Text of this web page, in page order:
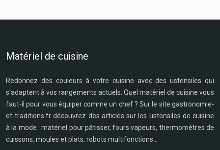
Matériel de cuisine
Redonnez des couleurs à votre cuisine avec des ustensiles qui
s'adaptent à vos rangements actuels. Quel matériel de cuisine vous
faut-il pour vous équiper comme un chef ? Sur le site gastronomie-
et-traditions.fr découvrez des articles sur les ustensiles de cuisine
à la mode : matériel pour pâtisser, fours vapeurs, thermomètres de
cuissons, moules et plats, robots multifonctions...